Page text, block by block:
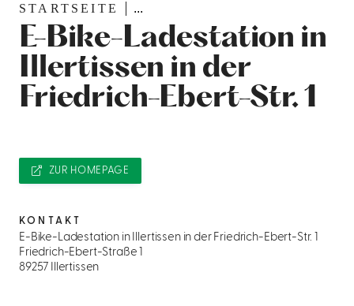
STARTSEITE ...
E-Bike-Ladestation in
Illertissen in der
Friedrich-Ebert-Str. 1
ZUR HOMEPAGE
KONTAKT
E-Bike-Ladestation in Illertissen in der Friedrich-Ebert-Str. 1
Friedrich-Ebert-Straße 1
89257 Illertissen